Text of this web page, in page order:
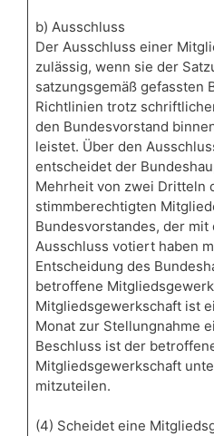
b) Ausschluss
Der Ausschluss einer
zulässig, wenn sie der
satzungsgemäß gefassten
Richtlinien trotz
den Bundesvorstand
leistet. Über den
entscheidet der
Mehrheit von zwei Dritteln
stimmberechtigten
Bundesvorstandes, der
Ausschluss votiert haben
Entscheidung des
betroffene
Mitgliedsgewerkschaft ist
Monat zur Stellungnahme
Beschluss ist der
Mitgliedsgewerkschaft
mitzuteilen.
(4) Scheidet eine